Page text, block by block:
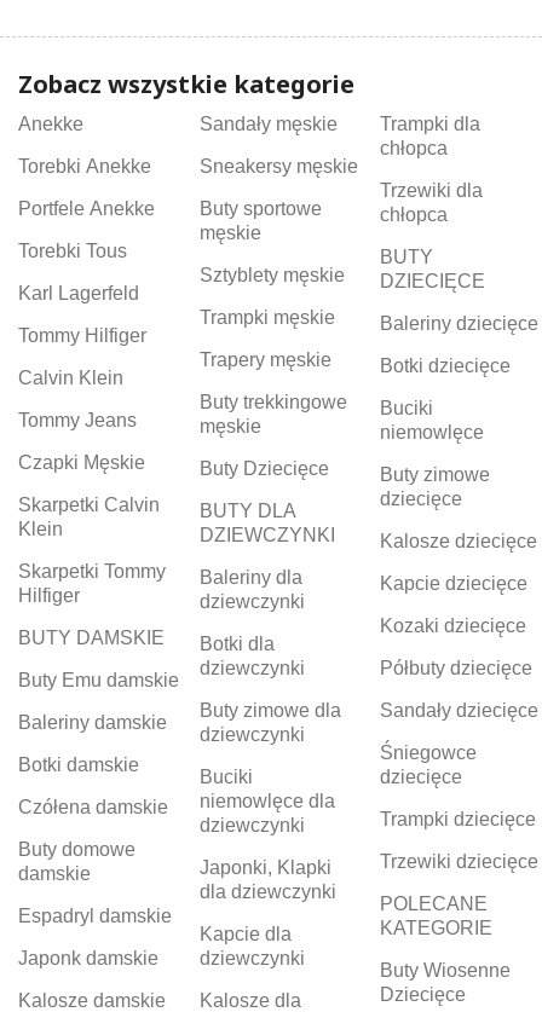
Zobacz wszystkie kategorie
Anekke
Torebki Anekke
Portfele Anekke
Torebki Tous
Karl Lagerfeld
Tommy Hilfiger
Calvin Klein
Tommy Jeans
Czapki Męskie
Skarpetki Calvin
Klein
Skarpetki Tommy
Hilfiger
BUTY DAMSKIE
Buty Emu damskie
Baleriny damskie
Botki damskie
Czółena damskie
Buty domowe
damskie
Espadryl damskie
Japonk damskie
Kalosze damskie
Sandały męskie
Sneakersy męskie
Buty sportowe
męskie
Sztyblety męskie
Trampki męskie
Trapery męskie
Buty trekkingowe
męskie
Buty Dziecięce
BUTY DLA
DZIEWCZYNKI
Baleriny dla
dziewczynki
Botki dla
dziewczynki
Buty zimowe dla
dziewczynki
Buciki
niemowlęce dla
dziewczynki
Japonki, Klapki
dla dziewczynki
Kapcie dla
dziewczynki
Kalosze dla
Trampki dla
chłopca
Trzewiki dla
chłopca
BUTY
DZIECIĘCE
Baleriny dziecięce
Botki dziecięce
Buciki
niemowlęce
Buty zimowe
dziecięce
Kalosze dziecięce
Kapcie dziecięce
Kozaki dziecięce
Półbuty dziecięce
Sandały dziecięce
Śniegowce
dziecięce
Trampki dziecięce
Trzewiki dziecięce
POLECANE
KATEGORIE
Buty Wiosenne
Dziecięce